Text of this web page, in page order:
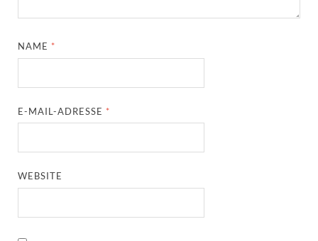
NAME *
E-MAIL-ADRESSE *
WEBSITE